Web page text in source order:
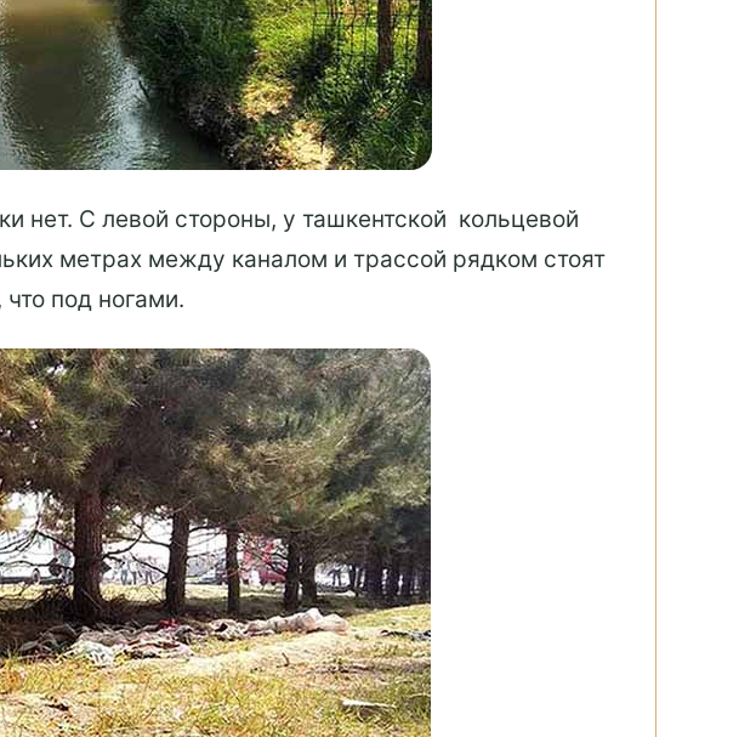
нет. С левой стороны, у ташкентской кольцевой
метрах между каналом и трассой рядком стоят
под ногами.